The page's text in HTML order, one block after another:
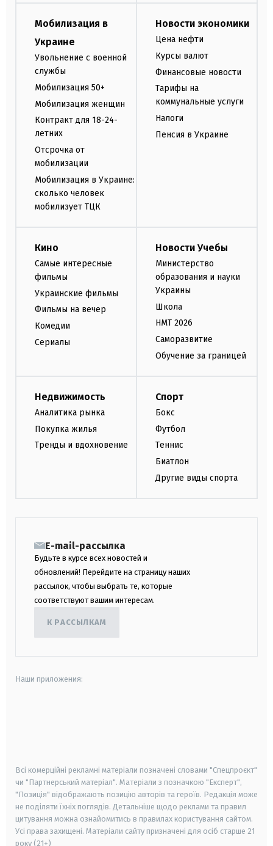
Мобилизация в
Украине
Увольнение с военной
службы
Мобилизация 50+
Мобилизация женщин
Контракт для 18-24-
летних
Отсрочка от
мобилизации
Мобилизация в Украине:
сколько человек
мобилизует ТЦК
Новости экономики
Цена нефти
Курсы валют
Финансовые новости
Тарифы на
коммунальные услуги
Налоги
Пенсия в Украине
Кино
Самые интересные
фильмы
Украинские фильмы
Фильмы на вечер
Комедии
Сериалы
Новости Учебы
Министерство
образования и науки
Украины
Школа
НМТ 2026
Саморазвитие
Обучение за границей
Недвижимость
Аналитика рынка
Покупка жилья
Тренды и вдохновение
Спорт
Бокс
Футбол
Теннис
Биатлон
Другие виды спорта
E-mail-рассылка
Будьте в курсе всех новостей и
обновлений! Перейдите на страницу наших
рассылок, чтобы выбрать те, которые
соответствуют вашим интересам.
К РАССЫЛКАМ
Наши приложения:
Всі комерційні рекламні матеріали позначені словами "Спецпроєкт"
чи "Партнерський матеріал". Матеріали з позначкою "Експерт",
"Позиція" відображають позицію авторів та героїв. Редакція може
не поділяти їхніх поглядів. Детальніше щодо реклами та правил
цитування можна ознайомитись в правилах користування сайтом.
Усі права захищені. Матеріали сайту призначені для осіб старше 21
року (21+)